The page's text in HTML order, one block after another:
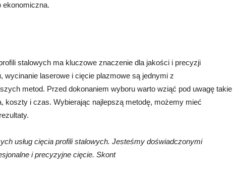
ekonomiczna.
stalowych ma kluczowe znaczenie dla jakości i precyzji
wycinanie laserowe i cięcie plazmowe są jednymi z
metod. Przed dokonaniem wyboru warto wziąć pod uwagę takie
koszty i czas. Wybierając najlepszą metodę, możemy mieć
usług cięcia profili stalowych. Jesteśmy doświadczonymi
i precyzyjne cięcie. Skont